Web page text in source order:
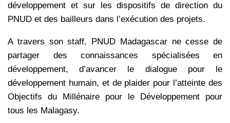
développement et sur les dispositifs de direction du
PNUD et des bailleurs dans l’exécution des projets.
A travers son staff, PNUD Madagascar ne cesse de
partager des connaissances spécialisées en
développement, d’avancer le dialogue pour le
développement humain, et de plaider pour l’atteinte des
Objectifs du Millénaire pour le Développement pour
tous les Malagasy.